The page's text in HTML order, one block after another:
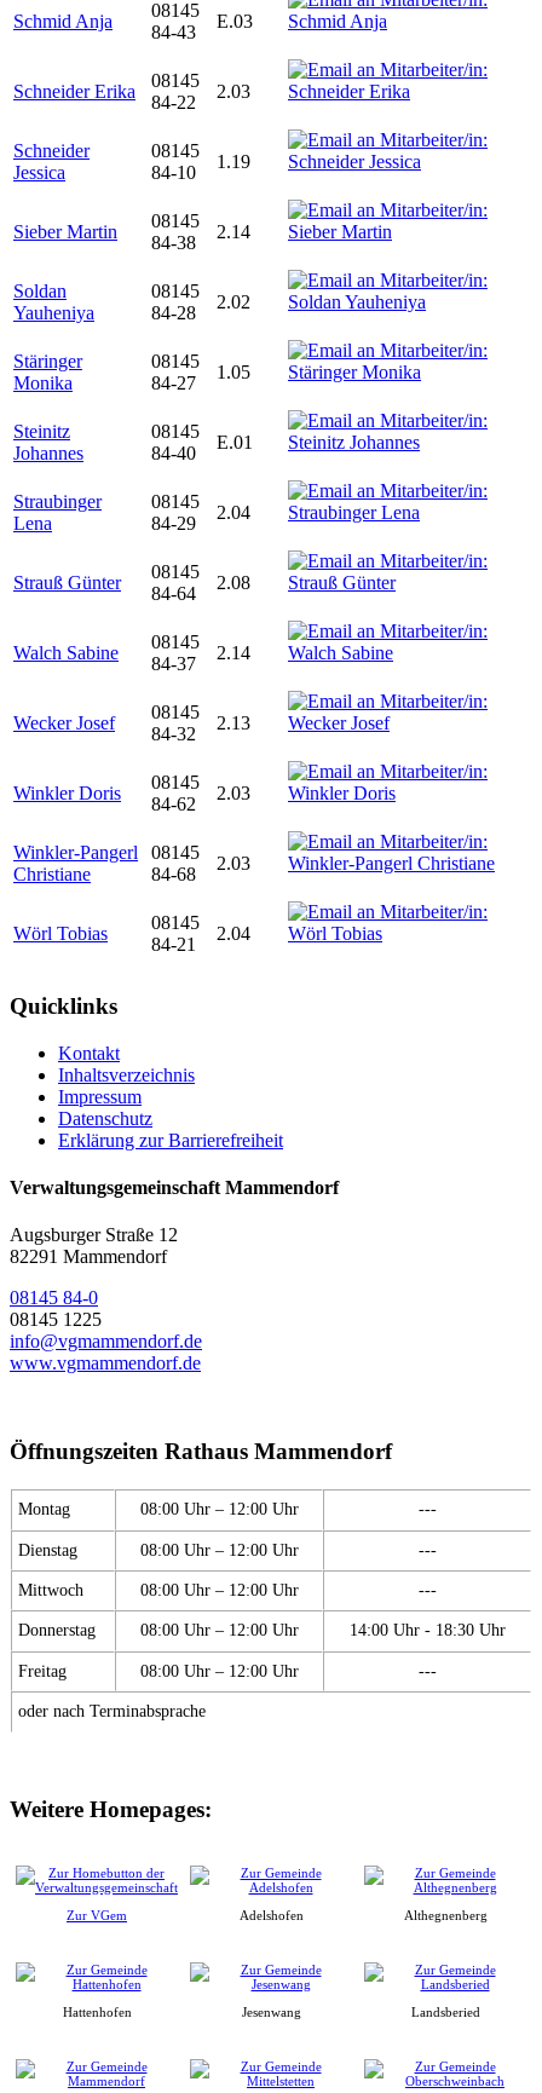
Schmid Anja
08145
84-43
E.03
Schneider Erika
08145
84-22
2.03
Schneider
Jessica
08145
84-10
1.19
Sieber Martin
08145
84-38
2.14
Soldan
Yauheniya
08145
84-28
2.02
Stäringer
Monika
08145
84-27
1.05
Steinitz
Johannes
08145
84-40
E.01
Straubinger
Lena
08145
84-29
2.04
Strauß Günter
08145
84-64
2.08
Walch Sabine
08145
84-37
2.14
Wecker Josef
08145
84-32
2.13
Winkler Doris
08145
84-62
2.03
Winkler-Pangerl
Christiane
08145
84-68
2.03
Wörl Tobias
08145
84-21
2.04
Quicklinks
Kontakt
Inhaltsverzeichnis
Impressum
Datenschutz
Erklärung zur Barrierefreiheit
Verwaltungsgemeinschaft Mammendorf
Augsburger Straße 12
82291 Mammendorf
08145 84-0
08145 1225
info@vgmammendorf.de
www.vgmammendorf.de
Öffnungszeiten Rathaus Mammendorf
Montag 08:00 Uhr – 12:00 Uhr ---
Dienstag 08:00 Uhr – 12:00 Uhr ---
Mittwoch 08:00 Uhr – 12:00 Uhr ---
Donnerstag 08:00 Uhr – 12:00 Uhr 14:00 Uhr - 18:30 Uhr
Freitag 08:00 Uhr – 12:00 Uhr ---
oder nach Terminabsprache
Weitere Homepages:
Zur VGem Adelshofen Althegnenberg
Hattenhofen Jesenwang Landsberied